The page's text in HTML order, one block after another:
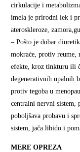
cirkulacije i
imela je prirodni lek i
ateroskleroze,
– Pošto je dobar
mokraće, protiv reume,
efekte, kroz tinkturu ili
degenerativnih upalnih
protiv tegoba u
centralni nervni sistem,
poboljšava probavu i
sistem, jača libido i
MERE OPREZA